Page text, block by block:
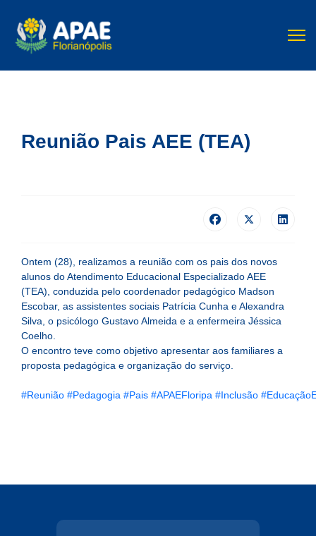
Reunião Pais AEE (TEA)
Ontem (28), realizamos a reunião com os pais dos novos
alunos do Atendimento Educacional Especializado AEE
(TEA), conduzida pelo coordenador pedagógico Madson
Escobar, as assistentes sociais Patrícia Cunha e Alexandra
Silva, o psicólogo Gustavo Almeida e a enfermeira Jéssica
Coelho.
O encontro teve como objetivo apresentar aos familiares a
proposta pedagógica e organização do serviço.
#Reunião #Pedagogia #Pais #APAEFloripa #Inclusão